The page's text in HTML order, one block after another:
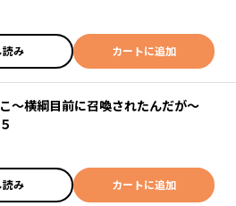
読み カートに追加
～横綱目前に召喚されたんだが～
読み カートに追加